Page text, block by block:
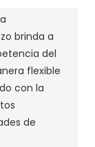
brinda a
del
flexible
con la
de